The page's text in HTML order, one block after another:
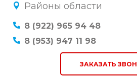
Районы области
8 (922) 965 94 48
8 (953) 947 11 98
ЗАКАЗАТЬ